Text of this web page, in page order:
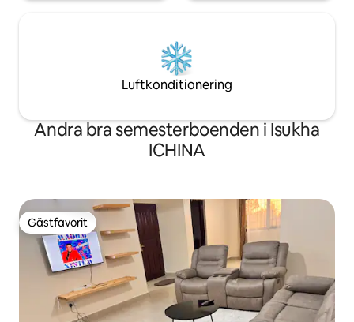
Luftkonditionering
Andra bra semesterboenden i Isukha
ICHINA
Gästfavorit
Gästfavorit